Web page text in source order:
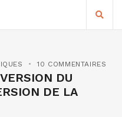
10 COMMENTAIRES
DU
DE LA